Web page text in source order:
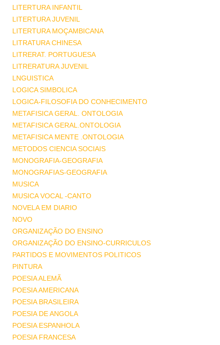
LITERTURA INFANTIL
LITERTURA JUVENIL
LITERTURA MOÇAMBICANA
LITRATURA CHINESA
LITRERAT. PORTUGUESA
LITRERATURA JUVENIL
LNGUISTICA
LOGICA SIMBOLICA
LOGICA-FILOSOFIA DO CONHECIMENTO
METAFISICA GERAL. ONTOLOGIA
METAFISICA GERAL.ONTOLOGIA
METAFISICA MENTE .ONTOLOGIA
METODOS CIENCIA SOCIAIS
MONOGRAFIA-GEOGRAFIA
MONOGRAFIAS-GEOGRAFIA
MUSICA
MUSICA VOCAL -CANTO
NOVELA EM DIARIO
NOVO
ORGANIZAÇÃO DO ENSINO
ORGANIZAÇÃO DO ENSINO-CURRICULOS
PARTIDOS E MOVIMENTOS POLITICOS
PINTURA
POESIA ALEMÃ
POESIA AMERICANA
POESIA BRASILEIRA
POESIA DE ANGOLA
POESIA ESPANHOLA
POESIA FRANCESA